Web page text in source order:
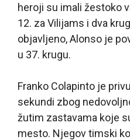
heroji su imali žestoko
12. za Vilijams i dva
objavljeno, Alonso je
u 37. krugu.
Franko Colapinto je
sekundi zbog
žutim zastavama koje
mesto. Njegov timski